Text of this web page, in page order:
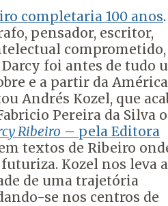
completaria 100 anos.
pensador, escritor,
comprometido,
foi antes de tudo
e a partir da América
Andrés Kozel, que
Pereira da Silva o
Ribeiro – pela Editora
textos de Ribeiro
Kozel nos leva a
de uma trajetória
se nos centros de